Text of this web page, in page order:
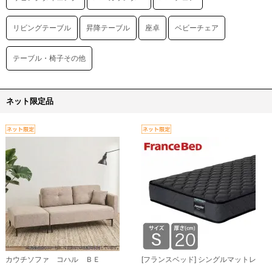
リビングテーブル 昇降テーブル 座卓 ベビーチェア
テーブル・椅子その他
ネット限定品
カウチソファ コハル ＢＥ
[フランスベッド] シングルマットレ